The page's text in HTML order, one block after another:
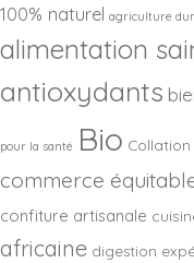
100% naturel agriculture
alimentation
antioxydants
pour la santé Bio Collation
commerce
confiture artisanale
africaine digestion